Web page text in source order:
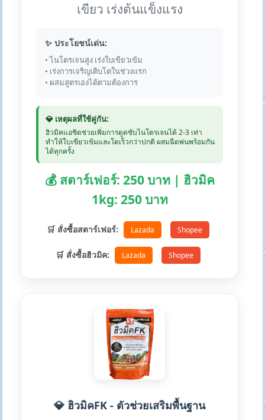
เขียว เร่งต้นแข็งแรง
✨ ประโยชน์เด่น:
• ไนโตรเจนสูง เร่งใบเขียวเข้ม
• เร่งการเจริญเติบโตในช่วงแรก
• ผสมสูตรเองได้ตามต้องการ
💎 เหตุผลที่ใช้คู่กัน:
ฮิวมิคแอซิดช่วยเพิ่มการดูดซับไนโตรเจนได้ 2-3 เท่า
ทำให้ใบเขียวเข้มและโตเร็วกว่าปกติ ผสมฉีดพ่นพร้อมกัน
ได้ทุกครั้ง
💰 สตาร์เฟอร์: 250 บาท | ฮิวมิค
1kg: 250 บาท
🛒 สั่งซื้อสตาร์เฟอร์: Lazada Shopee
🛒 สั่งซื้อฮิวมิค: Lazada Shopee
💎 ฮิวมิคFK - ตัวช่วยเสริมพื้นฐาน